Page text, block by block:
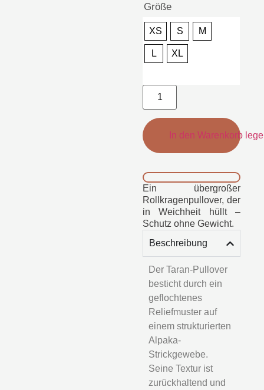
Größe
XS S M
L XL
In den Warenkorb
Ein übergroßer
Rollkragenpullover, der
in Weichheit hüllt –
Schutz ohne Gewicht.
Beschreibung
Der Taran-Pullover
besticht durch ein
geflochtenes
Reliefmuster auf
einem strukturierten
Alpaka-
Strickgewebe.
Seine Textur ist
zurückhaltend und